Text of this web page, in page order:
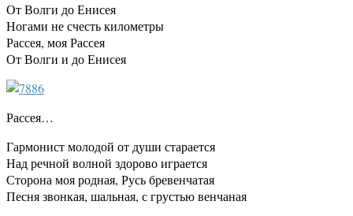
От Волги до Енисея
Ногами не счесть километры
Рассея, моя Рассея
От Волги и до Енисея
Рассея…
Гармонист молодой от души старается
Над речной волной здорово играется
Сторона моя родная, Русь бревенчатая
Песня звонкая, шальная, с грустью венчаная